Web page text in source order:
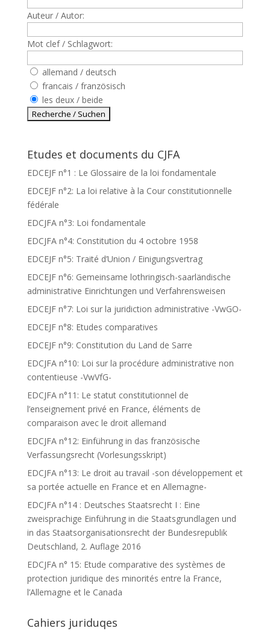
Auteur / Autor:
Mot clef / Schlagwort:
allemand / deutsch
francais / französisch
les deux / beide
Etudes et documents du CJFA
EDCEJF n°1 : Le Glossaire de la loi fondamentale
EDCEJF n°2: La loi relative à la Cour constitutionnelle
fédérale
EDCJFA n°3: Loi fondamentale
EDCJFA n°4: Constitution du 4 octobre 1958
EDCEJF n°5: Traité d’Union / Einigungsvertrag
EDCEJF n°6: Gemeinsame lothringisch-saarländische
administrative Einrichtungen und Verfahrensweisen
EDCEJF n°7: Loi sur la juridiction administrative -VwGO-
EDCEJF n°8: Etudes comparatives
EDCEJF n°9: Constitution du Land de Sarre
EDCJFA n°10: Loi sur la procédure administrative non
contentieuse -VwVfG-
EDCJFA n°11: Le statut constitutionnel de
l’enseignement privé en France, éléments de
comparaison avec le droit allemand
EDCJFA n°12: Einführung in das französische
Verfassungsrecht (Vorlesungsskript)
EDCJFA n°13: Le droit au travail -son développement et
sa portée actuelle en France et en Allemagne-
EDCJFA n°14 : Deutsches Staatsrecht I : Eine
zweisprachige Einführung in die Staatsgrundlagen und
in das Staatsorganisationsrecht der Bundesrepublik
Deutschland, 2. Auflage 2016
EDCJFA n° 15: Etude comparative des systèmes de
protection juridique des minorités entre la France,
l’Allemagne et le Canada
Cahiers juriduqes